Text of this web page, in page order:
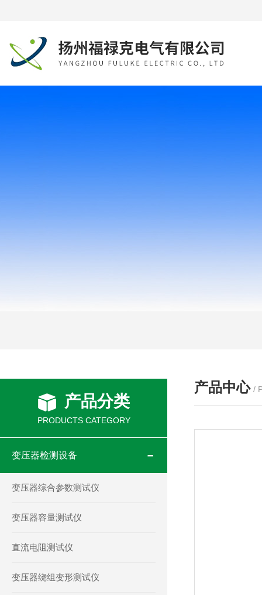
产品分类
PRODUCTS CATEGORY
变压器检测设备
变压器综合参数测试仪
变压器容量测试仪
直流电阻测试仪
变压器绕组变形测试仪
产品中心 /